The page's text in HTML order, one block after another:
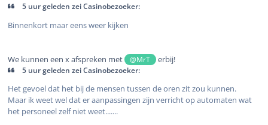
5 uur geleden zei Casinobezoeker:
Binnenkort maar eens weer kijken
We kunnen een x afspreken met @MrT erbij!
5 uur geleden zei Casinobezoeker:
Het gevoel dat het bij de mensen tussen de oren zit zou kunnen.
Maar ik weet wel dat er aanpassingen zijn verricht op automaten wat
het personeel zelf niet weet.......